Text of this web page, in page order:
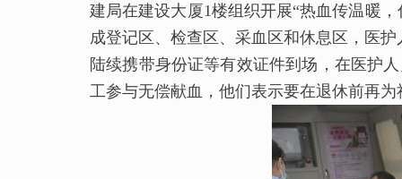
建局在建设大厦1楼组织开展“热血传温暖
成登记区、检查区、采血区和休息区，医
陆续携带身份证等有效证件到场，在医护
工参与无偿献血，他们表示要在退休前再